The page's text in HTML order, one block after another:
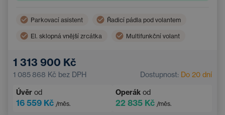
Parkovací asistent Řadicí pádla pod volantem
El. sklopná vnější zrcátka Multifunkční volant
Zatmavená okna
Sportovní sedadla
1 313 900 Kč
1 085 868 Kč bez DPH Dostupnost: Do 20 dní
Úvěr od
16 559 Kč /měs.
Operák od
22 835 Kč /měs.